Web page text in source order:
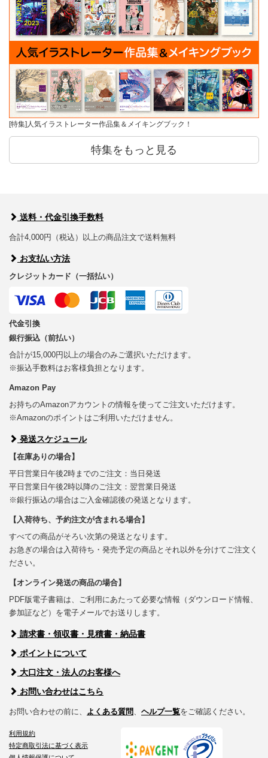
[特集]人気イラストレーター作品集＆メイキングブック！
特集をもっと見る
送料・代金引換手数料
合計4,000円（税込）以上の商品注文で送料無料
お支払い方法
クレジットカード（一括払い）
代金引換
銀行振込（前払い）
合計が15,000円以上の場合のみご選択いただけます。
※振込手数料はお客様負担となります。
Amazon Pay
お持ちのAmazonアカウントの情報を使ってご注文いただけます。
※Amazonのポイントはご利用いただけません。
発送スケジュール
【在庫ありの場合】
平日営業日午後2時までのご注文：当日発送
平日営業日午後2時以降のご注文：翌営業日発送
※銀行振込の場合はご入金確認後の発送となります。
【入荷待ち、予約注文が含まれる場合】
すべての商品がそろい次第の発送となります。
お急ぎの場合は入荷待ち・発売予定の商品とそれ以外を分けてご注文く
ださい。
【オンライン発送の商品の場合】
PDF版電子書籍は、ご利用にあたって必要な情報（ダウンロード情報、
参加証など）を電子メールでお送りします。
請求書・領収書・見積書・納品書
ポイントについて
大口注文・法人のお客様へ
お問い合わせはこちら
お問い合わせの前に、 よくある質問、 ヘルプ一覧をご確認ください。
利用規約
特定商取引法に基づく表示